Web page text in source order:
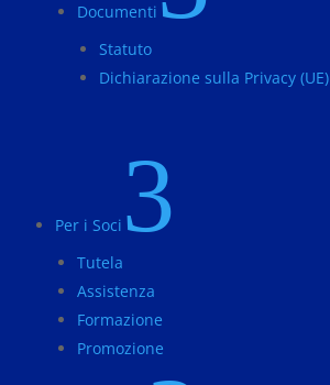
Documenti
Statuto
Dichiarazione sulla Privacy (UE)
Per i Soci 3
Tutela
Assistenza
Formazione
Promozione